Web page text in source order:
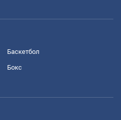
Баскетбол
Бокс